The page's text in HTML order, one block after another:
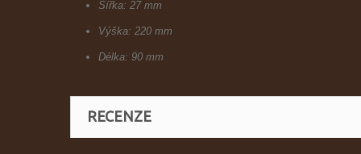
Šířka: 27 mm
Výška: 220 mm
Délka: 90 mm
RECENZE